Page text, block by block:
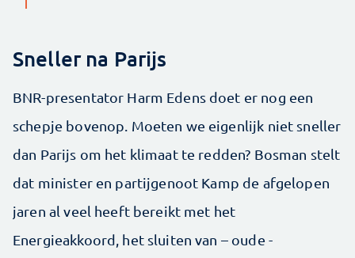
Sneller na Parijs
BNR-presentator Harm Edens doet er nog een
schepje bovenop. Moeten we eigenlijk niet sneller
dan Parijs om het klimaat te redden? Bosman stelt
dat minister en partijgenoot Kamp de afgelopen
jaren al veel heeft bereikt met het
Energieakkoord, het sluiten van – oude -